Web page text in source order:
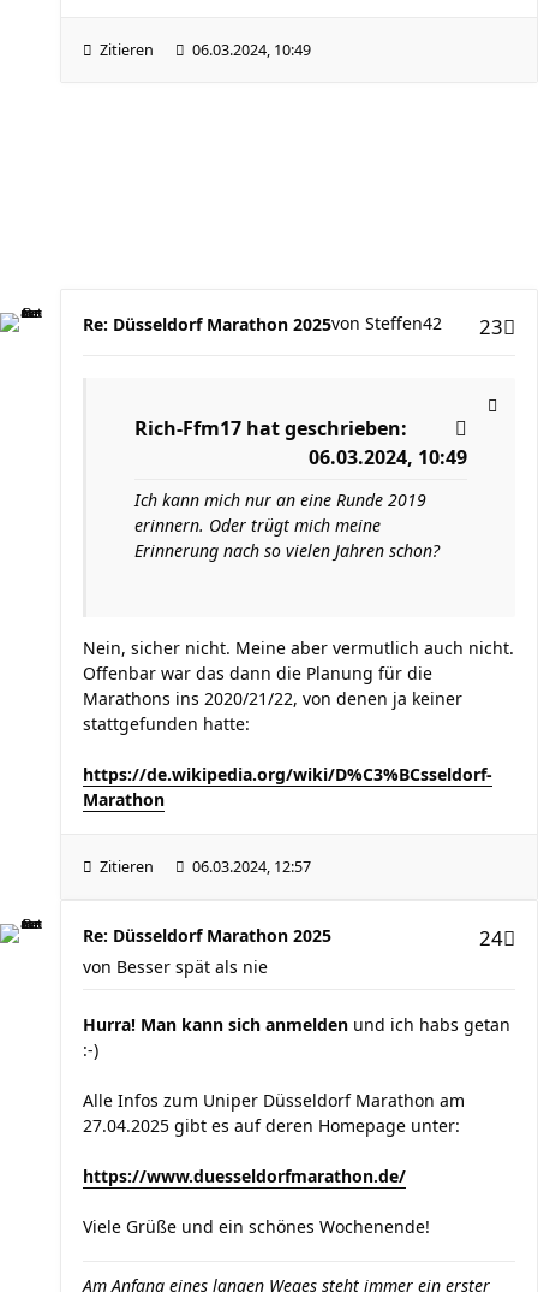
Zitieren 06.03.2024, 10:49
Re: Düsseldorf Marathon 2025 23
von Steffen42
Rich-Ffm17 hat geschrieben:
06.03.2024, 10:49
Ich kann mich nur an eine Runde 2019
erinnern. Oder trügt mich meine
Erinnerung nach so vielen Jahren schon?
Nein, sicher nicht. Meine aber vermutlich auch nicht.
Offenbar war das dann die Planung für die
Marathons ins 2020/21/22, von denen ja keiner
stattgefunden hatte:
https://de.wikipedia.org/wiki/D%C3%BCsseldorf-
Marathon
Zitieren 06.03.2024, 12:57
Re: Düsseldorf Marathon 2025 24
von Besser spät als nie
Hurra! Man kann sich anmelden und ich habs getan
:-)
Alle Infos zum Uniper Düsseldorf Marathon am
27.04.2025 gibt es auf deren Homepage unter:
https://www.duesseldorfmarathon.de/
Viele Grüße und ein schönes Wochenende!
Am Anfang eines langen Weges steht immer ein erster